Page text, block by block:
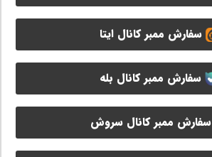
سفارش ممبر کانال ایتا
سفارش ممبر کانال بله
سفارش ممبر کانال سروش